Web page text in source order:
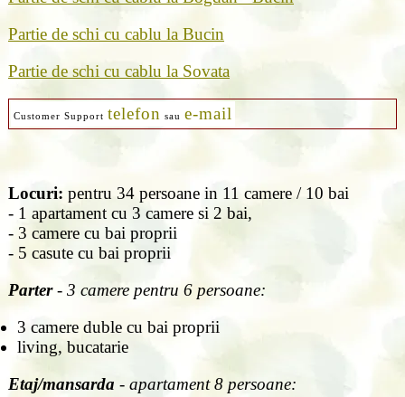
Partie de schi cu cablu la Bucin
Partie de schi cu cablu la Sovata
Customer Support telefon sau e-mail
Locuri: pentru 34 persoane in 11 camere / 10 bai
- 1 apartament cu 3 camere si 2 bai,
- 3 camere cu bai proprii
- 5 casute cu bai proprii
Parter- 3 camere pentru 6 persoane:
3 camere duble cu bai proprii
living, bucatarie
Etaj/mansarda - apartament 8 persoane: